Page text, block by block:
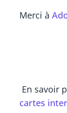
Merci à
En savoir
cartes